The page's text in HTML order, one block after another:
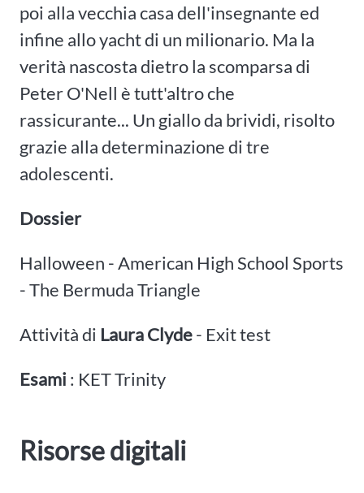
poi alla vecchia casa dell'insegnante ed
infine allo yacht di un milionario. Ma la
verità nascosta dietro la scomparsa di
Peter O'Nell è tutt'altro che
rassicurante... Un giallo da brividi, risolto
grazie alla determinazione di tre
adolescenti.
Dossier
Halloween - American High School Sports
- The Bermuda Triangle
Attività di Laura Clyde- Exit test
Esami : KET Trinity
Risorse digitali